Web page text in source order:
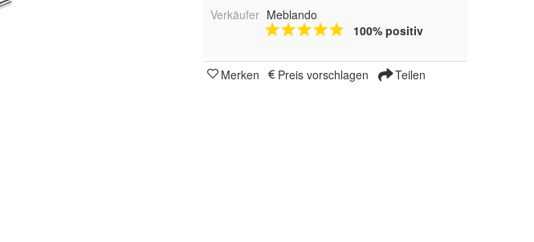
Verkäufer Meblando
100% positiv
Merken Preis vorschlagen Teilen